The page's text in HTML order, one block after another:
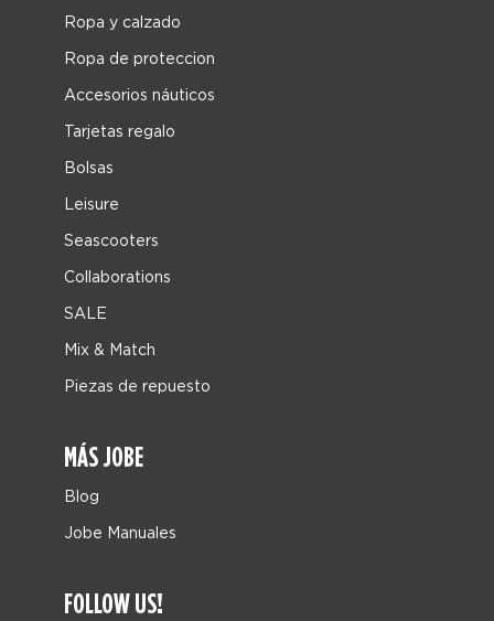
Ropa y calzado
Ropa de proteccion
Accesorios náuticos
Tarjetas regalo
Bolsas
Leisure
Seascooters
Collaborations
SALE
Mix & Match
Piezas de repuesto
MÁS JOBE
Blog
Jobe Manuales
FOLLOW US!